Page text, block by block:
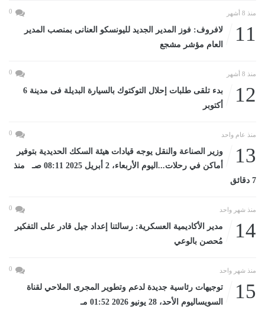
منذ 8 أشهر 0
11
لافروف: فوز المدير الجديد لليونسكو العنانى بمنصب المدير
العام مؤشر مشجع
منذ 8 أشهر 0
12
بدء تلقى طلبات إحلال التوكتوك بالسيارة البديلة فى مدينة 6
أكتوبر
منذ عام واحد 0
13
وزير الصناعة والنقل يوجه قيادات هيئة السكك الحديدية بتوفير
أماكن في رحلات...اليوم الأربعاء، 2 أبريل 2025 08:11 صـ منذ
7 دقائق
منذ شهر واحد 0
14
مدير الأكاديمية العسكرية: رسالتنا إعداد جيل قادر على التفكير
مُحصن بالوعي
منذ شهر واحد 0
15
توجيهات رئاسية جديدة لدعم وتطوير المجرى الملاحي لقناة
السويساليوم الأحد، 28 يونيو 2026 01:52 مـ